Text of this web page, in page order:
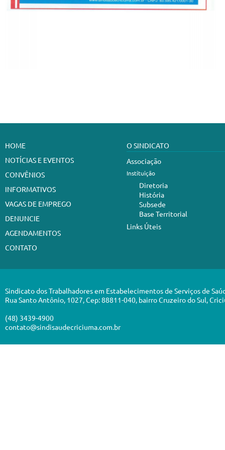
HOME
NOTÍCIAS E EVENTOS
CONVÊNIOS
INFORMATIVOS
VAGAS DE EMPREGO
DENUNCIE
AGENDAMENTOS
CONTATO
O SINDICATO
Associação
Instituição
Diretoria
História
Subsede
Base Territorial
Links Úteis
Sindicato dos Trabalhadores em Estabelecimentos de Serviços de
Rua Santo Antônio, 1027, Cep: 88811-040, bairro Cruzeiro do Sul,
(48) 3439-4900
contato@sindisaudecriciuma.com.br